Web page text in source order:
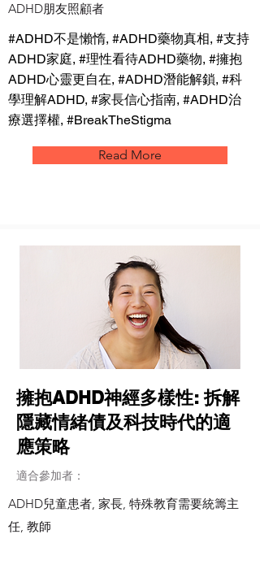
ADHD朋友照顧者
#ADHD不是懶惰, #ADHD藥物真相, #支持
ADHD家庭, #理性看待ADHD藥物, #擁抱
ADHD心靈更自在, #ADHD潛能解鎖, #科
學理解ADHD, #家長信心指南, #ADHD治
療選擇權, #BreakTheStigma
Read More
擁抱ADHD神經多樣性: 拆解
隱藏情緒債及科技時代的適
應策略
適合參加者：
ADHD兒童患者, 家長, 特殊教育需要統籌主
任, 教師